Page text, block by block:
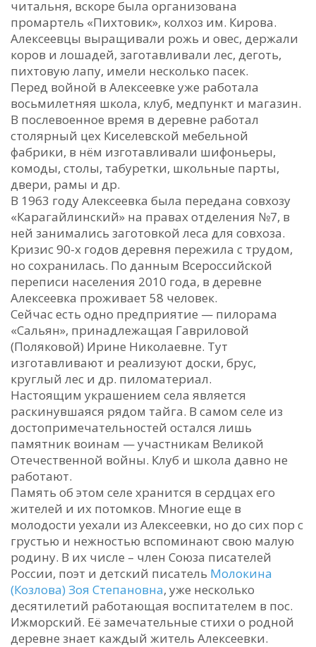
читальня, вскоре была организована
промартель «Пихтовик», колхоз им. Кирова.
Алексеевцы выращивали рожь и овес, держали
коров и лошадей, заготавливали лес, деготь,
пихтовую лапу, имели несколько пасек.
Перед войной в Алексеевке уже работала
восьмилетняя школа, клуб, медпункт и магазин.
В послевоенное время в деревне работал
столярный цех Киселевской мебельной
фабрики, в нём изготавливали шифоньеры,
комоды, столы, табуретки, школьные парты,
двери, рамы и др.
В 1963 году Алексеевка была передана совхозу
«Карагайлинский» на правах отделения №7, в
ней занимались заготовкой леса для совхоза.
Кризис 90-х годов деревня пережила с трудом,
но сохранилась. По данным Всероссийской
переписи населения 2010 года, в деревне
Алексеевка проживает 58 человек.
Сейчас есть одно предприятие — пилорама
«Сальян», принадлежащая Гавриловой
(Поляковой) Ирине Николаевне. Тут
изготавливают и реализуют доски, брус,
круглый лес и др. пиломатериал.
Настоящим украшением села является
раскинувшаяся рядом тайга. В самом селе из
достопримечательностей остался лишь
памятник воинам — участникам Великой
Отечественной войны. Клуб и школа давно не
работают.
Память об этом селе хранится в сердцах его
жителей и их потомков. Многие еще в
молодости уехали из Алексеевки, но до сих пор с
грустью и нежностью вспоминают свою малую
родину. В их числе – член Союза писателей
России, поэт и детский писатель Молокина
(Козлова) Зоя Степановна, уже несколько
десятилетий работающая воспитателем в пос.
Ижморский. Её замечательные стихи о родной
деревне знает каждый житель Алексеевки.